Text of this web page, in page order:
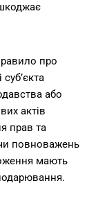
про
або
актів
прав та
повноважень
мають